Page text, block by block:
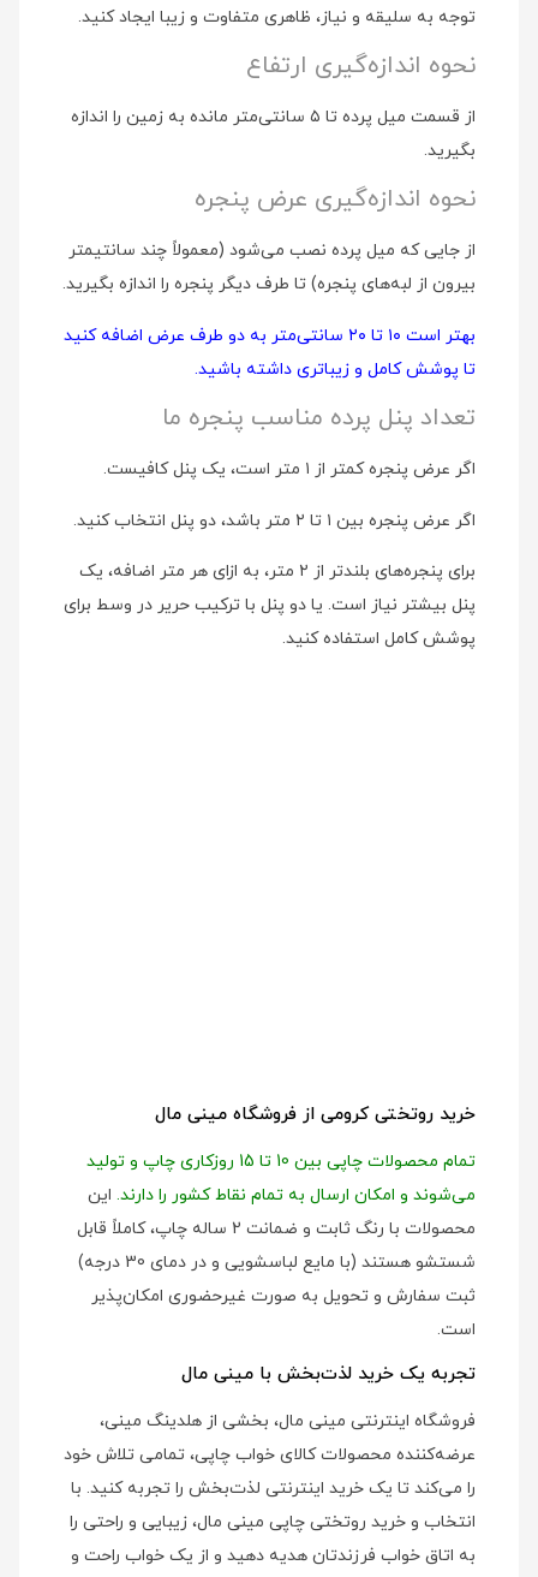
توجه به سلیقه و نیاز، ظاهری متفاوت و زیبا ایجاد کنید.
نحوه اندازه‌گیری ارتفاع
از قسمت میل پرده تا ۵ سانتی‌متر مانده به زمین را اندازه
بگیرید.
نحوه اندازه‌گیری عرض پنجره
از جایی که میل پرده نصب می‌شود (معمولاً چند سانتیمتر
بیرون از لبه‌های پنجره) تا طرف دیگر پنجره را اندازه بگیرید.
بهتر است ۱۰ تا ۲۰ سانتی‌متر به دو طرف عرض اضافه کنید
تا پوشش کامل و زیباتری داشته باشید.
تعداد پنل پرده مناسب پنجره ما
اگر عرض پنجره کمتر از ۱ متر است، یک پنل کافیست.
اگر عرض پنجره بین ۱ تا ۲ متر باشد، دو پنل انتخاب کنید.
برای پنجره‌های بلندتر از ۲ متر، به ازای هر متر اضافه، یک
پنل بیشتر نیاز است. یا دو پنل با ترکیب حریر در وسط برای
پوشش کامل استفاده کنید.
خرید روتختی کرومی از فروشگاه مینی مال
تمام محصولات چاپی بین 10 تا 15 روزکاری چاپ و تولید
می‌شوند و امکان ارسال به تمام نقاط کشور را دارند. این
محصولات با رنگ ثابت و ضمانت 2 ساله چاپ، کاملاً قابل
شستشو هستند (با مایع لباسشویی و در دمای 30 درجه)
ثبت سفارش و تحویل به صورت غیرحضوری امکان‌پذیر
است.
تجربه یک خرید لذت‌بخش با مینی مال
فروشگاه اینترنتی مینی مال، بخشی از هلدینگ مینی،
عرضه‌کننده محصولات کالای خواب چاپی، تمامی تلاش خود
را می‌کند تا یک خرید اینترنتی لذت‌بخش را تجربه کنید. با
انتخاب و خرید روتختی چاپی مینی مال، زیبایی و راحتی را
به اتاق خواب فرزندتان هدیه دهید و از یک خواب راحت و